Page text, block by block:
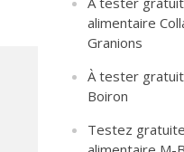
alimentaire
Granions
À tester
Boiron
Testez